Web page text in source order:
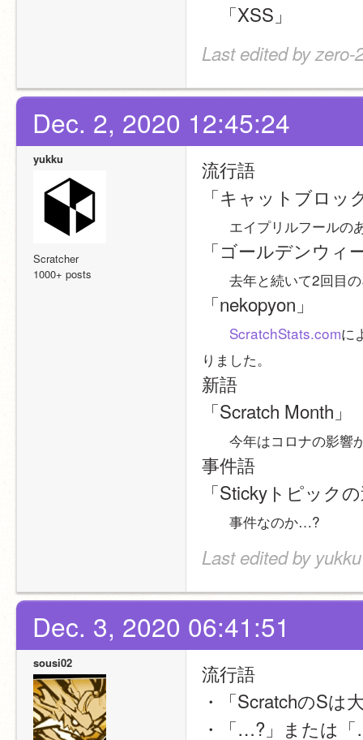
「XSS」
Last edited by
Dec. 2, 2020 12:45:24
yukku
Scratcher
1000+ posts
流行語
「キャットブロッ
エイプリルフールの
「ゴールデンウ
去年と続いて2回目の
「nekopyon」
ScratchStats.comに
りました。
新語
「Scratch Month」
今年はコロナの影響
事件語
「Stickyトピック
事件なのか…?
Last edited by
Dec. 3, 2020 06:41:51
sousi02
流行語
・「ScratchのSは
・「…?」または